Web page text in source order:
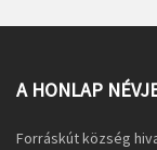
A HONLAP
Forráskút község